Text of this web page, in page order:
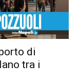
di
tra i